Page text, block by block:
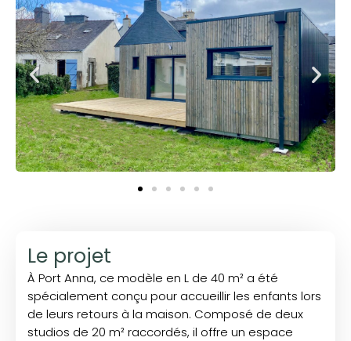
Le projet
À Port Anna, ce modèle en L de 40 m² a été
spécialement conçu pour accueillir les enfants lors
de leurs retours à la maison. Composé de deux
studios de 20 m² raccordés, il offre un espace